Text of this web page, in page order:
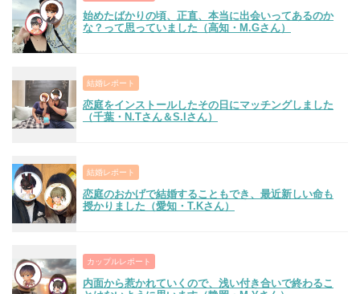
始めたばかりの頃、正直、本当に出会いってあるのか
な？って思っていました（高知・M.Gさん）
結婚レポート
恋庭をインストールしたその日にマッチングしました
（千葉・N.Tさん＆S.Iさん）
結婚レポート
恋庭のおかげで結婚することもでき、最近新しい命も
授かりました（愛知・T.Kさん）
カップルレポート
内面から惹かれていくので、浅い付き合いで終わるこ